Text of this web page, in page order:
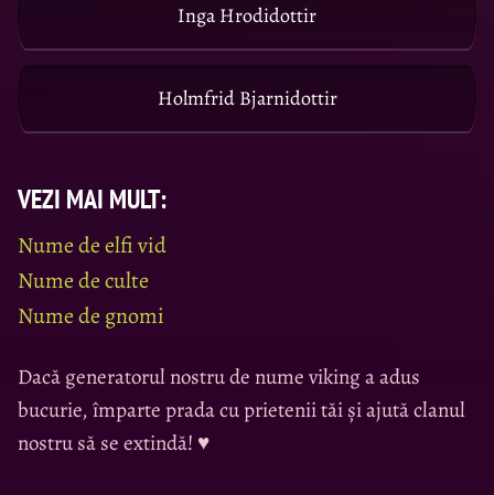
Inga Hrodidottir
Holmfrid Bjarnidottir
VEZI MAI MULT:
Nume de elfi vid
Nume de culte
Nume de gnomi
Dacă generatorul nostru de nume viking a adus
bucurie, împarte prada cu prietenii tăi și ajută clanul
nostru să se extindă! ♥